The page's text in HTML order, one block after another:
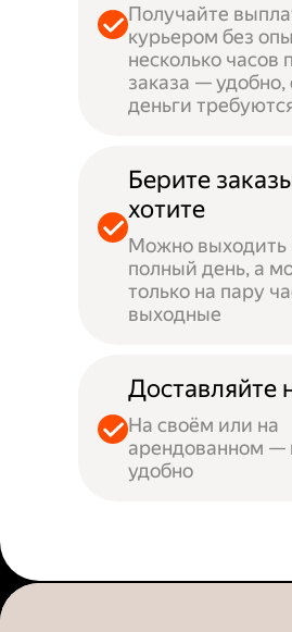
Получайте
курьером без
несколько часов
заказа — удобно,
деньги
Берите
хотите
Можно выходить
полный день, а
только на пару
выходные
Доставляйте
На своём или на
арендованном —
удобно